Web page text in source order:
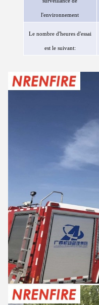
l'environnement
Le nombre d'heures d'essai
est le suivant: